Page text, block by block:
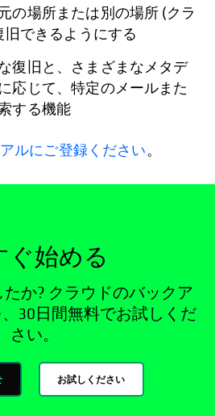
の場所または別の場所 (クラ
旧できるようにする
復旧と、さまざまなメタデ
応じて、特定のメールまた
する機能
ルにご登録ください。
ぐ始める
か? クラウドのバックア
30日間無料でお試しくだ
さい。
お試しください